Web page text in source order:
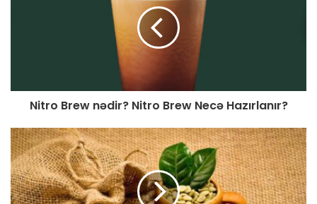
Nitro Brew nədir? Nitro Brew Necə Hazırlanır?